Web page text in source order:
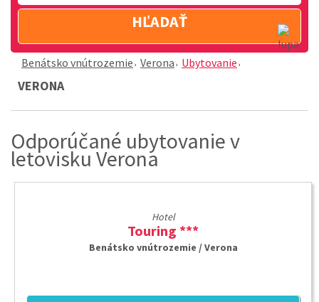
HĽADAŤ
Benátsko vnútrozemie Verona Ubytovanie
VERONA
Odporúčané ubytovanie v
letovisku Verona
Hotel
Touring ***
Benátsko vnútrozemie / Verona